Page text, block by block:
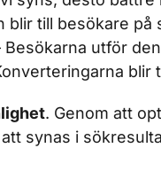
blir till besökare på
Besökarna utför
. Genom att
synas i